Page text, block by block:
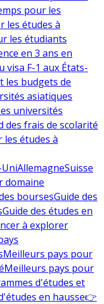
pour les
les études à
les étudiants
en 3 ans en
visa F-1 aux États-
les budgets de
asiatiques
universités
frais de scolarité
études à
AllemagneSuisse
domaine
boursesGuide des
Guide des études en
à explorer
Meilleurs pays pour
Meilleurs pays pour
d'études et
en hausse👉